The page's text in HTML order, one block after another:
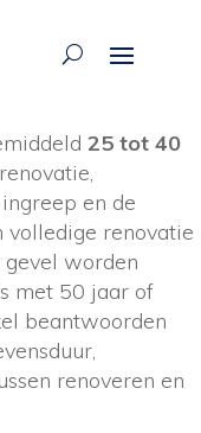
25 tot 40
en de
volledige renovatie
worden
met 50 jaar of
beantwoorden
renoveren en